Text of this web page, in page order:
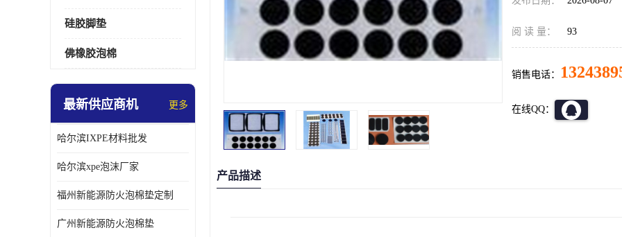
硅胶脚垫
佛橡胶泡棉
最新供应商机 更多
哈尔滨IXPE材料批发
哈尔滨xpe泡沫厂家
福州新能源防火泡棉垫定制
广州新能源防火泡棉垫
阅 读 量： 93
销售电话：
在线QQ：
产品描述